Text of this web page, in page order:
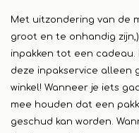
Met uitzondering van de
groot en te onhandig
inpakken tot een cadeau.
deze inpakservice alleen
winkel! Wanneer je iets
mee houden dat een
geschud kan worden.